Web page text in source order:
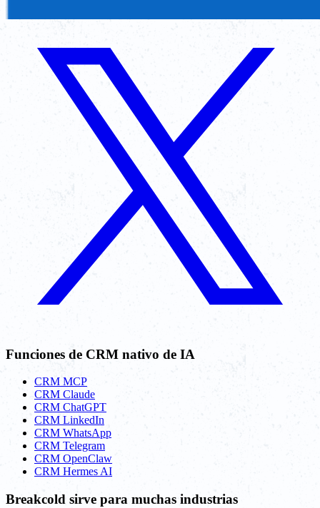
Funciones de CRM nativo de IA
CRM MCP
CRM Claude
CRM ChatGPT
CRM LinkedIn
CRM WhatsApp
CRM Telegram
CRM OpenClaw
CRM Hermes AI
Breakcold sirve para muchas industrias